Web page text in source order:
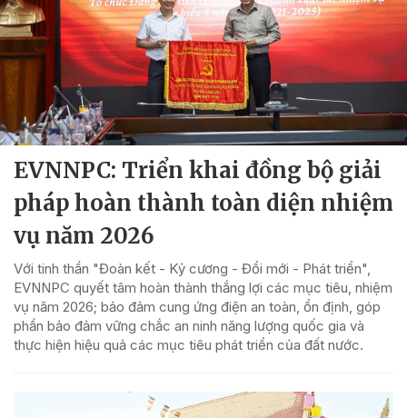
EVNNPC: Triển khai đồng bộ giải
pháp hoàn thành toàn diện nhiệm
vụ năm 2026
Với tinh thần "Đoàn kết - Kỷ cương - Đổi mới - Phát triển",
EVNNPC quyết tâm hoàn thành thắng lợi các mục tiêu, nhiệm
vụ năm 2026; bảo đảm cung ứng điện an toàn, ổn định, góp
phần bảo đảm vững chắc an ninh năng lượng quốc gia và
thực hiện hiệu quả các mục tiêu phát triển của đất nước.